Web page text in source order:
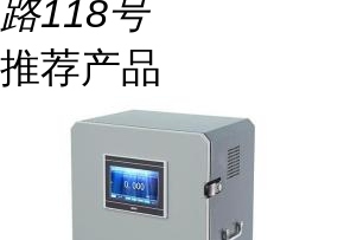
路118号
推荐产品